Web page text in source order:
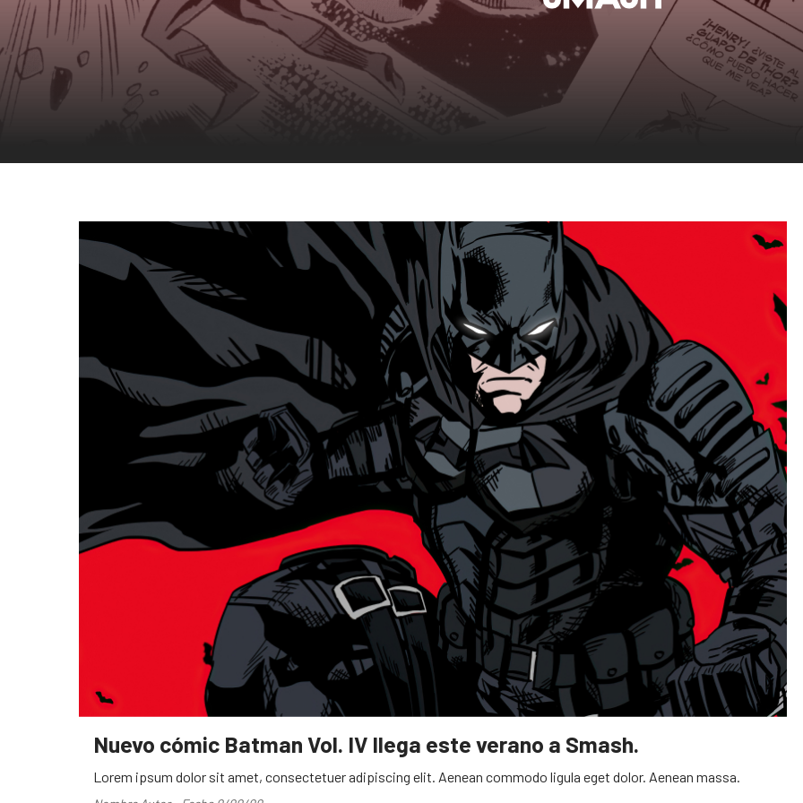
Nuevo cómic Batman Vol. IV llega este verano a Smash.
Lorem ipsum dolor sit amet, consectetuer adipiscing elit. Aenean commodo ligula eget dolor. Aenean massa.